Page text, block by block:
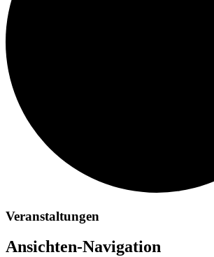
Veranstaltungen
Ansichten-Navigation